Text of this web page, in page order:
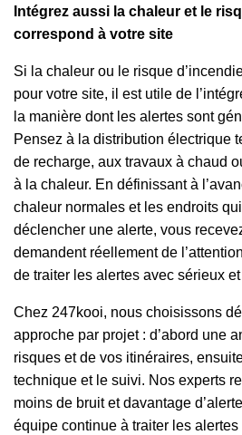
Intégrez aussi la chaleur et le
correspond à votre site
Si la chaleur ou le risque
pour votre site, il est utile de
la manière dont les alertes sont
Pensez à la distribution électrique
de recharge, aux travaux à chaud
à la chaleur. En définissant à
chaleur normales et les endroits
déclencher une alerte, vous
demandent réellement de
de traiter les alertes avec sérieux
Chez 247kooi, nous choisissons
approche par projet : d’abord une
risques et de vos itinéraires,
technique et le suivi. Nos experts
moins de bruit et davantage
équipe continue à traiter les